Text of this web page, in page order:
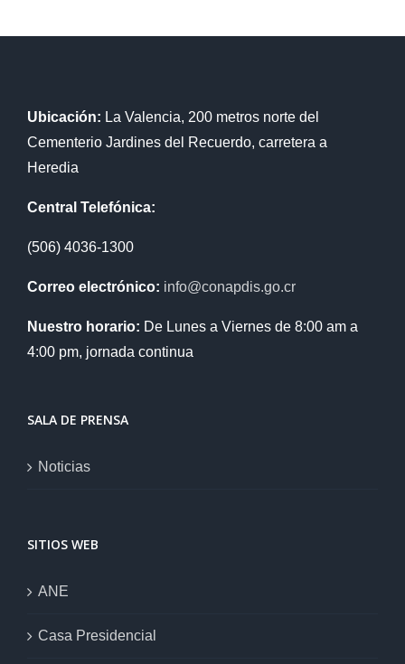
Ubicación: La Valencia, 200 metros norte del
Cementerio Jardines del Recuerdo, carretera a
Heredia
Central Telefónica:
(506) 4036-1300
Correo electrónico: info@conapdis.go.cr
Nuestro horario: De Lunes a Viernes de 8:00 am a
4:00 pm, jornada continua
SALA DE PRENSA
Noticias
SITIOS WEB
ANE
Casa Presidencial